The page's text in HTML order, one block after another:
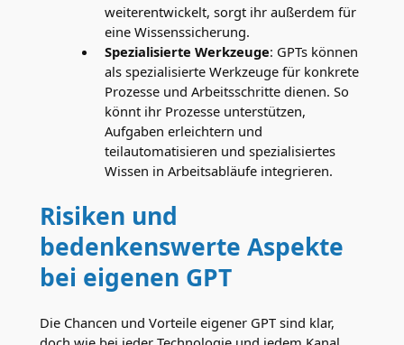
weiterentwickelt, sorgt ihr außerdem für
eine Wissenssicherung.
Spezialisierte Werkzeuge: GPTs können
als spezialisierte Werkzeuge für konkrete
Prozesse und Arbeitsschritte dienen. So
könnt ihr Prozesse unterstützen,
Aufgaben erleichtern und
teilautomatisieren und spezialisiertes
Wissen in Arbeitsabläufe integrieren.
Risiken und
bedenkenswerte Aspekte
bei eigenen GPT
Die Chancen und Vorteile eigener GPT sind klar,